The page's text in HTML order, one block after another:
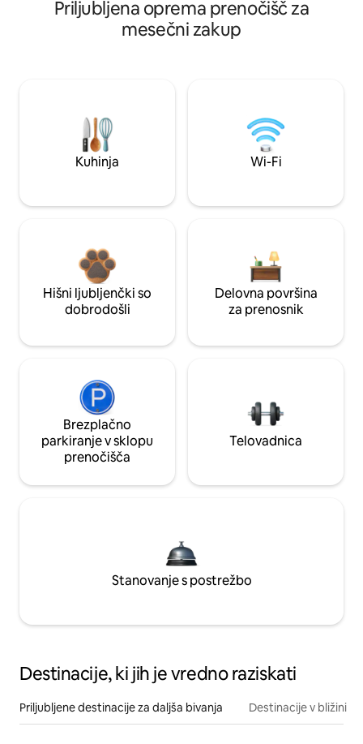
Priljubljena oprema prenočišč za
mesečni zakup
Kuhinja Wi-Fi
Hišni ljubljenčki so
dobrodošli
Delovna površina
za prenosnik
Brezplačno
parkiranje v sklopu
prenočišča
Telovadnica
Stanovanje s postrežbo
Destinacije, ki jih je vredno raziskati
Priljubljene destinacije za daljša bivanja Destinacije v bližini